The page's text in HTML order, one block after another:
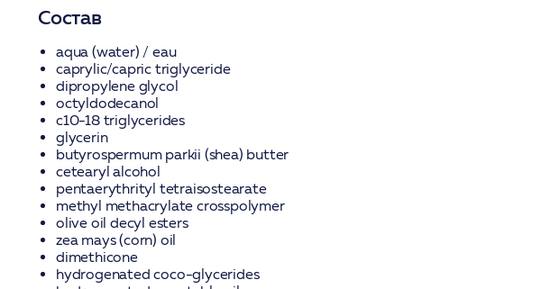
Состав
aqua (water) / eau
caprylic/capric triglyceride
dipropylene glycol
octyldodecanol
c10-18 triglycerides
glycerin
butyrospermum parkii (shea) butter
cetearyl alcohol
pentaerythrityl tetraisostearate
methyl methacrylate crosspolymer
olive oil decyl esters
zea mays (corn) oil
dimethicone
hydrogenated coco-glycerides